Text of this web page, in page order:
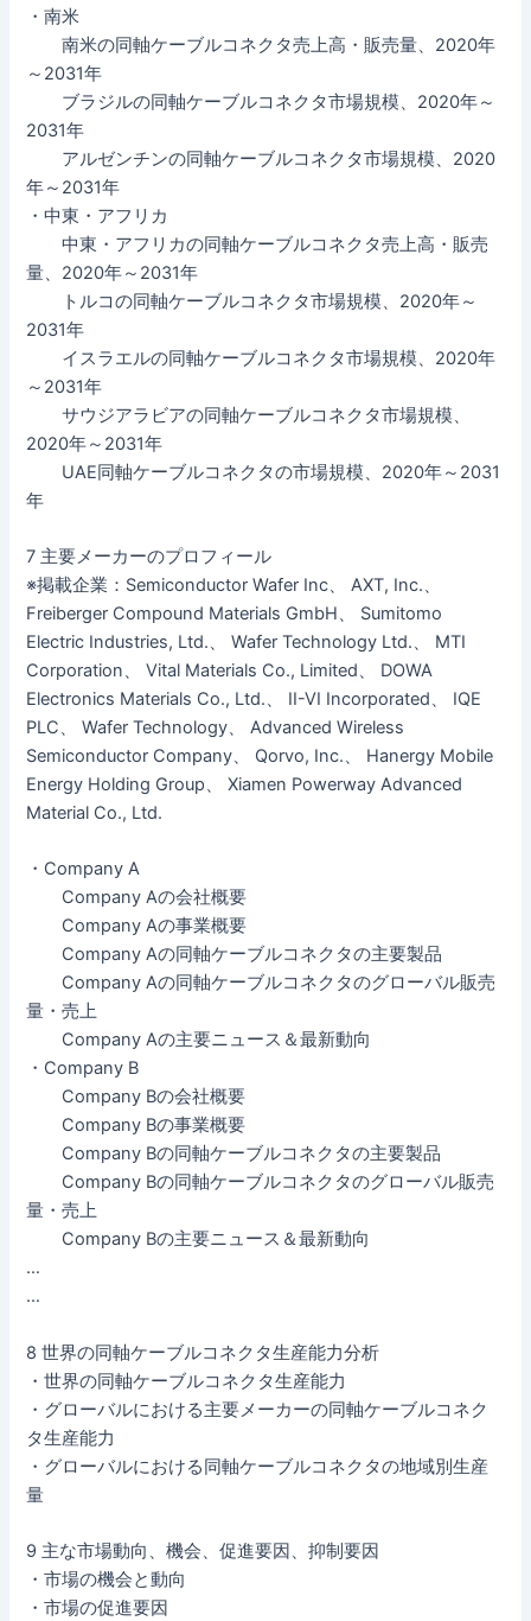
・南米
南米の同軸ケーブルコネクタ売上高・販売量、2020年
～2031年
ブラジルの同軸ケーブルコネクタ市場規模、2020年～
2031年
アルゼンチンの同軸ケーブルコネクタ市場規模、2020
年～2031年
・中東・アフリカ
中東・アフリカの同軸ケーブルコネクタ売上高・販売
量、2020年～2031年
トルコの同軸ケーブルコネクタ市場規模、2020年～
2031年
イスラエルの同軸ケーブルコネクタ市場規模、2020年
～2031年
サウジアラビアの同軸ケーブルコネクタ市場規模、
2020年～2031年
UAE同軸ケーブルコネクタの市場規模、2020年～2031
年
7 主要メーカーのプロフィール
※掲載企業：Semiconductor Wafer Inc、 AXT, Inc.、
Freiberger Compound Materials GmbH、 Sumitomo
Electric Industries, Ltd.、 Wafer Technology Ltd.、 MTI
Corporation、 Vital Materials Co., Limited、 DOWA
Electronics Materials Co., Ltd.、 II-VI Incorporated、 IQE
PLC、 Wafer Technology、 Advanced Wireless
Semiconductor Company、 Qorvo, Inc.、 Hanergy Mobile
Energy Holding Group、 Xiamen Powerway Advanced
Material Co., Ltd.
・Company A
Company Aの会社概要
Company Aの事業概要
Company Aの同軸ケーブルコネクタの主要製品
Company Aの同軸ケーブルコネクタのグローバル販売
量・売上
Company Aの主要ニュース＆最新動向
・Company B
Company Bの会社概要
Company Bの事業概要
Company Bの同軸ケーブルコネクタの主要製品
Company Bの同軸ケーブルコネクタのグローバル販売
量・売上
Company Bの主要ニュース＆最新動向
…
…
8 世界の同軸ケーブルコネクタ生産能力分析
・世界の同軸ケーブルコネクタ生産能力
・グローバルにおける主要メーカーの同軸ケーブルコネク
タ生産能力
・グローバルにおける同軸ケーブルコネクタの地域別生産
量
9 主な市場動向、機会、促進要因、抑制要因
・市場の機会と動向
・市場の促進要因